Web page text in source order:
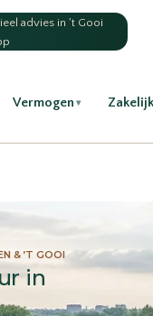
advies in 't Gooi
Vermogen ▾
& ’T GOOI
in